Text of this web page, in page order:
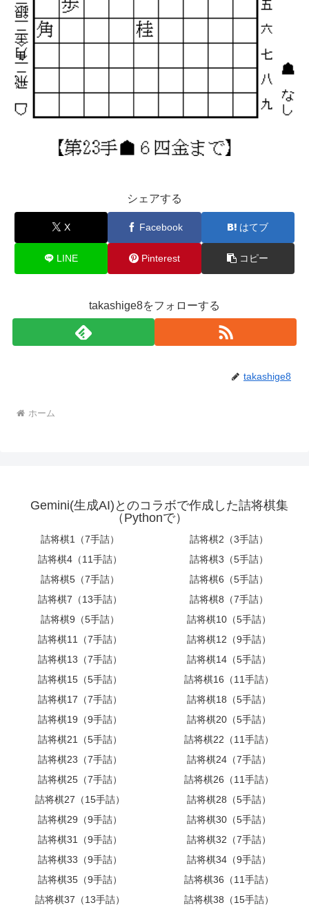
シェアする
X Facebook はてブ
LINE Pinterest コピー
takashige8をフォローする
takashige8
ホーム
Gemini(生成AI)とのコラボで作成した詰将棋集
（Pythonで）
詰将棋1（7手詰）
詰将棋2（3手詰）
詰将棋4（11手詰）
詰将棋3（5手詰）
詰将棋5（7手詰）
詰将棋6（5手詰）
詰将棋7（13手詰）
詰将棋8（7手詰）
詰将棋9（5手詰）
詰将棋10（5手詰）
詰将棋11（7手詰）
詰将棋12（9手詰）
詰将棋13（7手詰）
詰将棋14（5手詰）
詰将棋15（5手詰）
詰将棋16（11手詰）
詰将棋17（7手詰）
詰将棋18（5手詰）
詰将棋19（9手詰）
詰将棋20（5手詰）
詰将棋21（5手詰）
詰将棋22（11手詰）
詰将棋23（7手詰）
詰将棋24（7手詰）
詰将棋25（7手詰）
詰将棋26（11手詰）
詰将棋27（15手詰）
詰将棋28（5手詰）
詰将棋29（9手詰）
詰将棋30（5手詰）
詰将棋31（9手詰）
詰将棋32（7手詰）
詰将棋33（9手詰）
詰将棋34（9手詰）
詰将棋35（9手詰）
詰将棋36（11手詰）
詰将棋37（13手詰）
詰将棋38（15手詰）